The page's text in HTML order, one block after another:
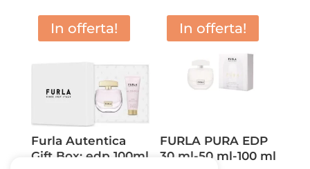
a
In offerta!
Furla Autentica
Gift Box: edp 100ml
In offerta!
FURLA PURA EDP
30 ml-50 ml-100 ml